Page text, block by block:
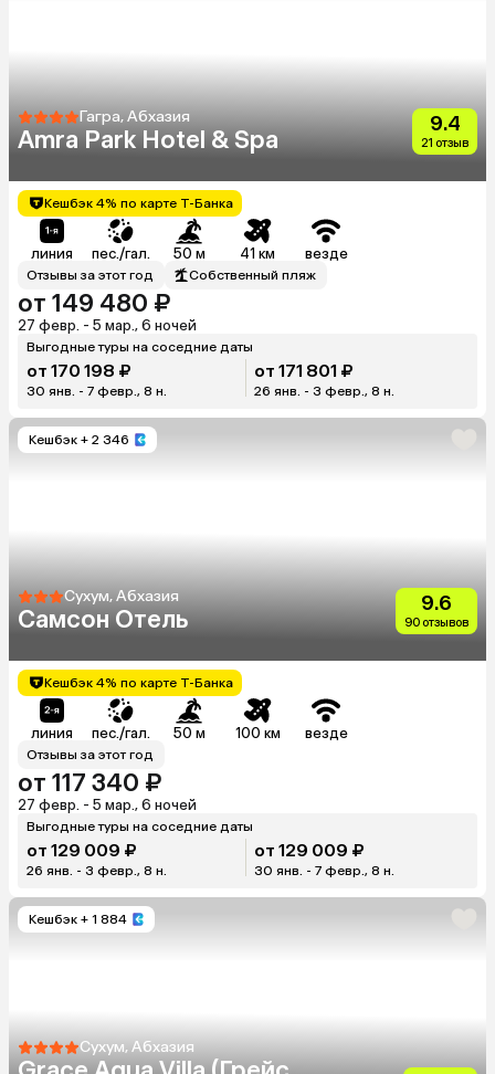
Гагра, Абхазия
Amra Park Hotel & Spa
9.4
21 отзыв
Кешбэк 4% по карте Т-Банка
линия пес./гал. 50 м 41 км везде
Отзывы за этот год Собственный пляж
от 149 480 ₽
27 февр. - 5 мар., 6 ночей
Выгодные туры на соседние даты
от 170 198 ₽
30 янв. - 7 февр., 8 н.
от 171 801 ₽
26 янв. - 3 февр., 8 н.
Кешбэк + 2 346
Сухум, Абхазия
Самсон Отель
9.6
90 отзывов
Кешбэк 4% по карте Т-Банка
линия пес./гал. 50 м 100 км везде
Отзывы за этот год
от 117 340 ₽
27 февр. - 5 мар., 6 ночей
Выгодные туры на соседние даты
от 129 009 ₽
26 янв. - 3 февр., 8 н.
от 129 009 ₽
30 янв. - 7 февр., 8 н.
Кешбэк + 1 884
Сухум, Абхазия